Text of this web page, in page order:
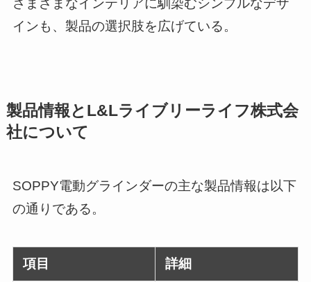
インも、製品の選択肢を広げている。
製品情報とL&Lライブリーライフ株式会
社について
SOPPY電動グラインダーの主な製品情報は以下
の通りである。
項目 詳細